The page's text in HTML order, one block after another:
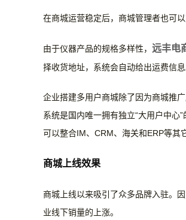
在商城运营稳定后，商城管理者也可
由于仪器产品的规格多样性， 远丰电
择收货地址，系统会自动给出运费信息
企业搭建多用户商城除了因为商城推
系统是国内唯一拥有独立“大用户中心”
可以整合IM、CRM、海关和ERP等其
商城上线效果
商城上线以来吸引了众多品牌入驻。
业线下销量的上涨。